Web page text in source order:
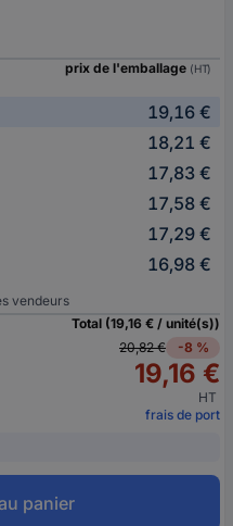
prix de l'emballage (HT)
19,16 €
18,21 €
17,83 €
17,58 €
17,29 €
16,98 €
vendeurs
Total (19,16 € / unité(s))
20,82 €
-8 %
19,16 €
HT
frais de port
panier